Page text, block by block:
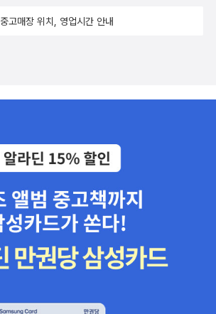
중고매장 위치, 영업시간 안내